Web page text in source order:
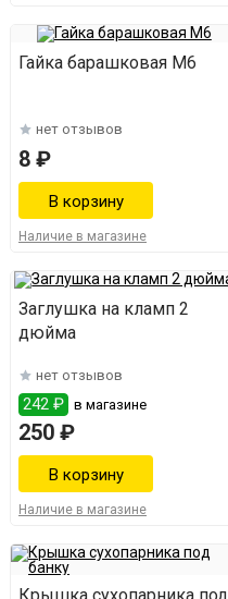
Гайка барашковая М6
нет отзывов
8 ₽
Наличие в магазине
Заглушка на кламп 2
дюйма
нет отзывов
242 ₽ в магазине
250 ₽
Наличие в магазине